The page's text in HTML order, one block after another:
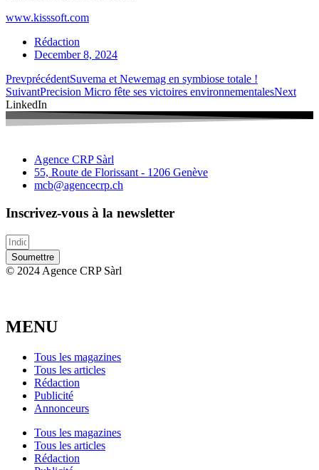
www.kisssoft.com
Rédaction
December 8, 2024
PrevprécédentSuvema et Newemag en symbiose totale !
SuivantPrecision Micro fête ses victoires environnementalesNext
LinkedIn
Agence CRP Sàrl
55, Route de Florissant - 1206 Genève
mcb@agencecrp.ch
Inscrivez-vous à la newsletter
Soumettre
© 2024 Agence CRP Sàrl
MENU
Tous les magazines
Tous les articles
Rédaction
Publicité
Annonceurs
Tous les magazines
Tous les articles
Rédaction